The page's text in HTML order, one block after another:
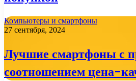
Компьютеры и смартфоны
27 сентября, 2024
Лучшие смартфоны с
соотношением цена-